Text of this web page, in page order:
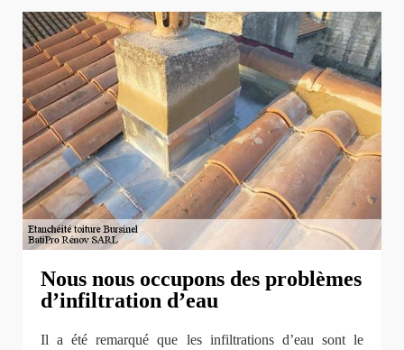
Nous nous occupons des problèmes
d’infiltration d’eau
Il a été remarqué que les infiltrations d’eau sont le